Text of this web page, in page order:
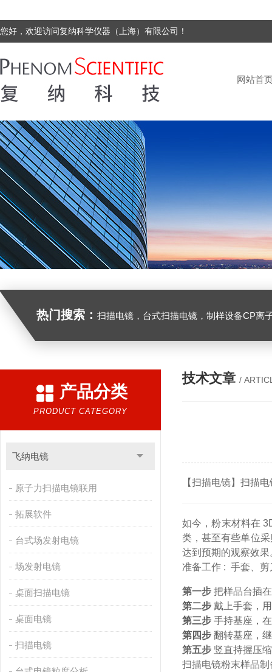
您好，欢迎访问复纳科学仪器（上海）有限公司！
网站首
热门搜索： 扫描电镜，台式扫描电镜，制样设备CP离子研磨仪，原位样品杆，可视化颗粒检测
产品分类
PRODUCT CATEGORY
飞纳电镜
原子力扫描电镜联用
拓展软件
台式场发射电镜
场发射电镜
桌面扫描电镜
桌面电镜
扫描电镜
技术文章 /
【扫描电镜】扫描
如今，粉末材料在
类，甚至有些单位
达到预期的观察效果
准备工作 : 手套、
第一步 把样品台插
第二步 戴上手套，
第三步 手持基座，
第四步 翻转基座，
第五步 竖直持握压
扫描电镜粉末样品制